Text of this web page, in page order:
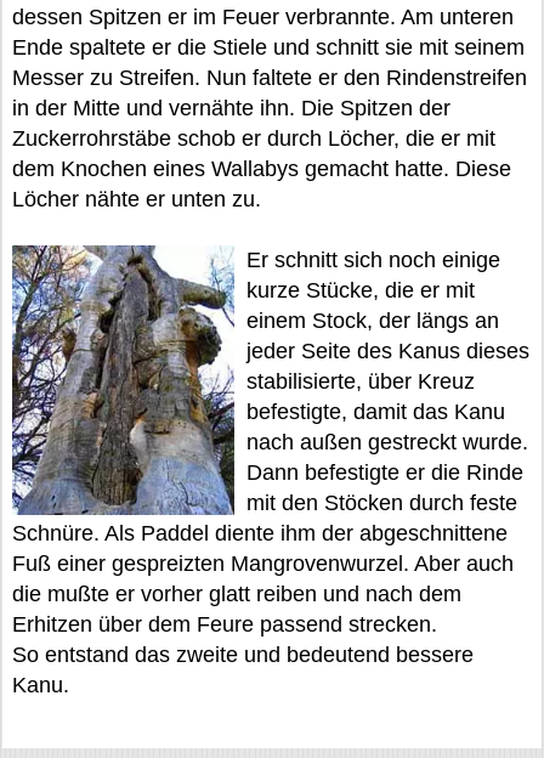
dessen Spitzen er im Feuer verbrannte. Am unteren
Ende spaltete er die Stiele und schnitt sie mit seinem
Messer zu Streifen. Nun faltete er den Rindenstreifen
in der Mitte und vernähte ihn. Die Spitzen der
Zuckerrohrstäbe schob er durch Löcher, die er mit
dem Knochen eines Wallabys gemacht hatte. Diese
Löcher nähte er unten zu.
Er schnitt sich noch einige
kurze Stücke, die er mit
einem Stock, der längs an
jeder Seite des Kanus dieses
stabilisierte, über Kreuz
befestigte, damit das Kanu
nach außen gestreckt wurde.
Dann befestigte er die Rinde
mit den Stöcken durch feste
Schnüre. Als Paddel diente ihm der abgeschnittene
Fuß einer gespreizten Mangrovenwurzel. Aber auch
die mußte er vorher glatt reiben und nach dem
Erhitzen über dem Feure passend strecken.
So entstand das zweite und bedeutend bessere
Kanu.